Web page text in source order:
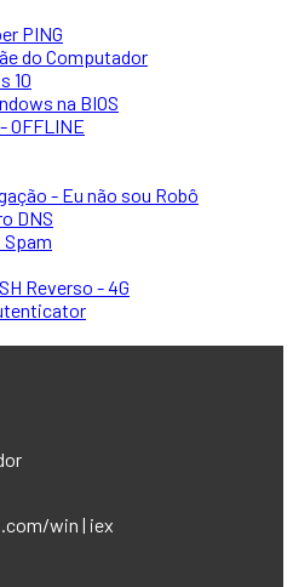
PING
do Computador
10
na BIOS
OFFLINE
- Eu não sou Robô
DNS
Reverso - 4G
win | iex